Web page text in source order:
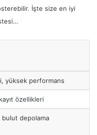
İşte size en iyi
yüksek performans
özellikleri
bulut depolama